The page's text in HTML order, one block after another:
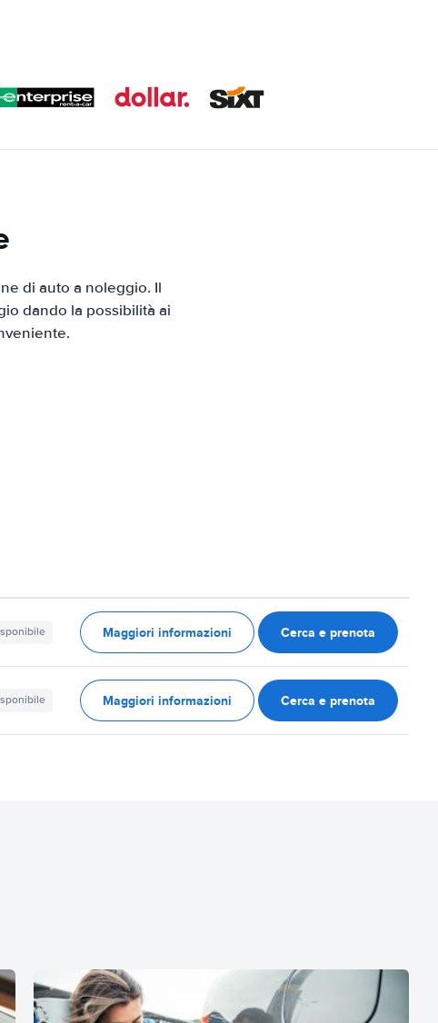
di auto a noleggio. Il
dando la possibilità ai
Maggiori informazioni Cerca e prenota
Maggiori informazioni Cerca e prenota